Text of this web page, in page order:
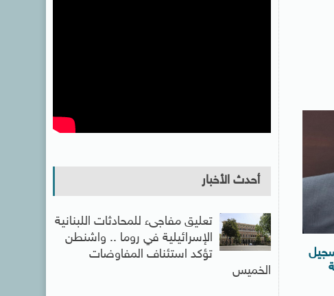
أحدث الأخبار
تعليق مفاجىء للمحادثات اللبنانية
الإسرائيلية في روما .. واشنطن
تؤكد استئناف المفاوضات
الخميس